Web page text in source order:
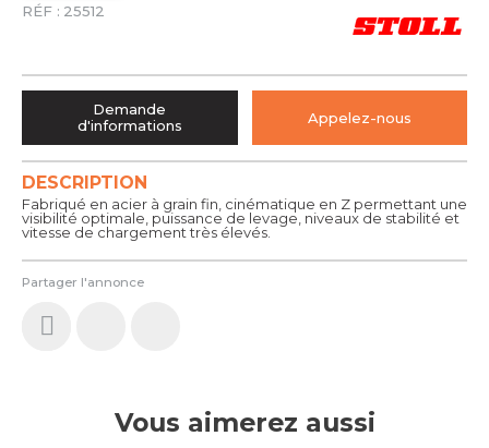
RÉF : 25512
Partager l'annonce
DESCRIPTION
Fabriqué en acier à grain fin, cinématique en Z permettant une
visibilité optimale, puissance de levage, niveaux de stabilité et
vitesse de chargement très élevés.
Demande
d'informations
Appelez-nous
Vous aimerez aussi